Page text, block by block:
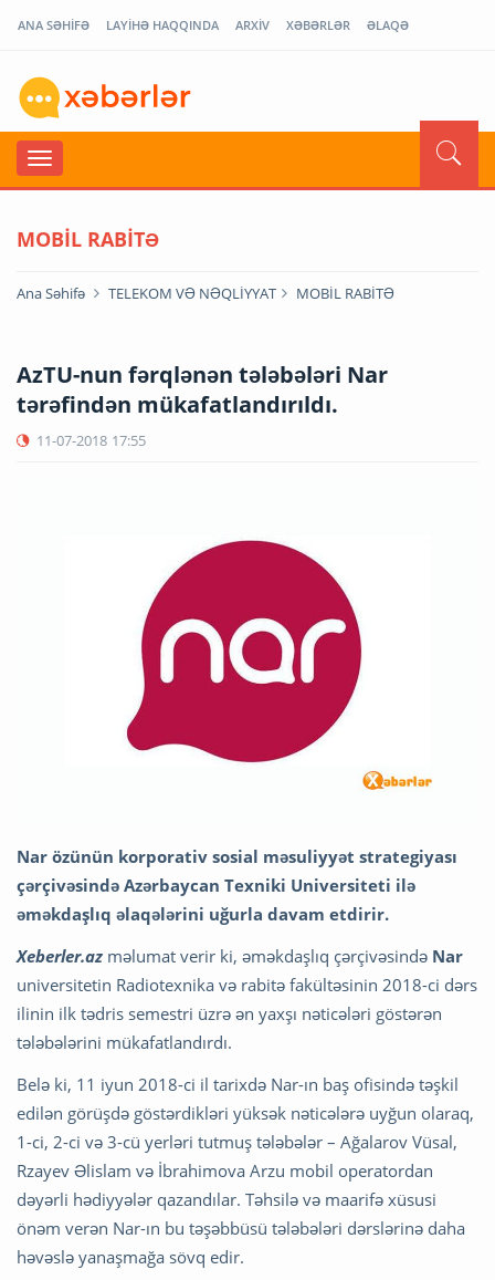
ANA SƏHİFƏ LAYİHƏ HAQQINDA ARXİV XƏBƏRLƏR ƏLAQƏ
MOBİL RABİTƏ
Ana Səhifə TELEKOM VƏ NƏQLİYYAT MOBİL RABİTƏ
AzTU-nun fərqlənən tələbələri Nar
tərəfindən mükafatlandırıldı.
11-07-2018 17:55
Nar özünün korporativ sosial məsuliyyət strategiyası
çərçivəsində Azərbaycan Texniki Universiteti ilə
əməkdaşlıq əlaqələrini uğurla davam etdirir.
Xeberler.az məlumat verir ki, əməkdaşlıq çərçivəsində Nar
universitetin Radiotexnika və rabitə fakültəsinin 2018-ci dərs
ilinin ilk tədris semestri üzrə ən yaxşı nəticələri göstərən
tələbələrini mükafatlandırdı.
Belə ki, 11 iyun 2018-ci il tarixdə Nar-ın baş ofisində təşkil
edilən görüşdə göstərdikləri yüksək nəticələrə uyğun olaraq,
1-ci, 2-ci və 3-cü yerləri tutmuş tələbələr – Ağalarov Vüsal,
Rzayev Əlislam və İbrahimova Arzu mobil operatordan
dəyərli hədiyyələr qazandılar. Təhsilə və maarifə xüsusi
önəm verən Nar-ın bu təşəbbüsü tələbələri dərslərinə daha
həvəslə yanaşmağa sövq edir.